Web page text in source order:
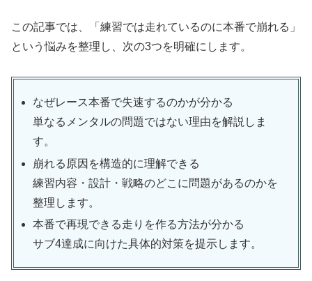
この記事では、「練習では走れているのに本番で崩れる」
という悩みを整理し、次の3つを明確にします。
なぜレース本番で失速するのかが分かる
単なるメンタルの問題ではない理由を解説しま
す。
崩れる原因を構造的に理解できる
練習内容・設計・戦略のどこに問題があるのかを
整理します。
本番で再現できる走りを作る方法が分かる
サブ4達成に向けた具体的対策を提示します。